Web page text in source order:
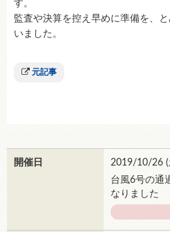
す。
監査や決算を控え早めに準備を、
いました。
元記事
開催日 2019/10/26 (
台風6号の通
なりました